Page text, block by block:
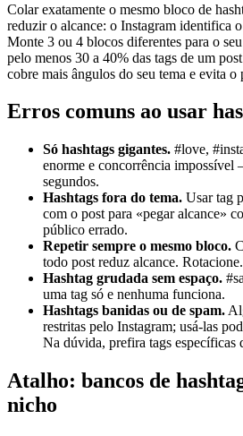
Colar exatamente o mesmo bloco de
reduzir o alcance: o Instagram identifica
Monte 3 ou 4 blocos diferentes para o
pelo menos 30 a 40% das tags de um
cobre mais ângulos do seu tema e evita o
Erros comuns ao usar
Só hashtags gigantes. #love,
enorme e concorrência impossível
segundos.
Hashtags fora do tema. Usar tag
com o post para «pegar alcance»
público errado.
Repetir sempre o mesmo bloco.
todo post reduz alcance. Rotacione.
Hashtag grudada sem espaço.
uma tag só e nenhuma funciona.
Hashtags banidas ou de spam.
restritas pelo Instagram; usá-las
Na dúvida, prefira tags específicas
Atalho: bancos de
nicho